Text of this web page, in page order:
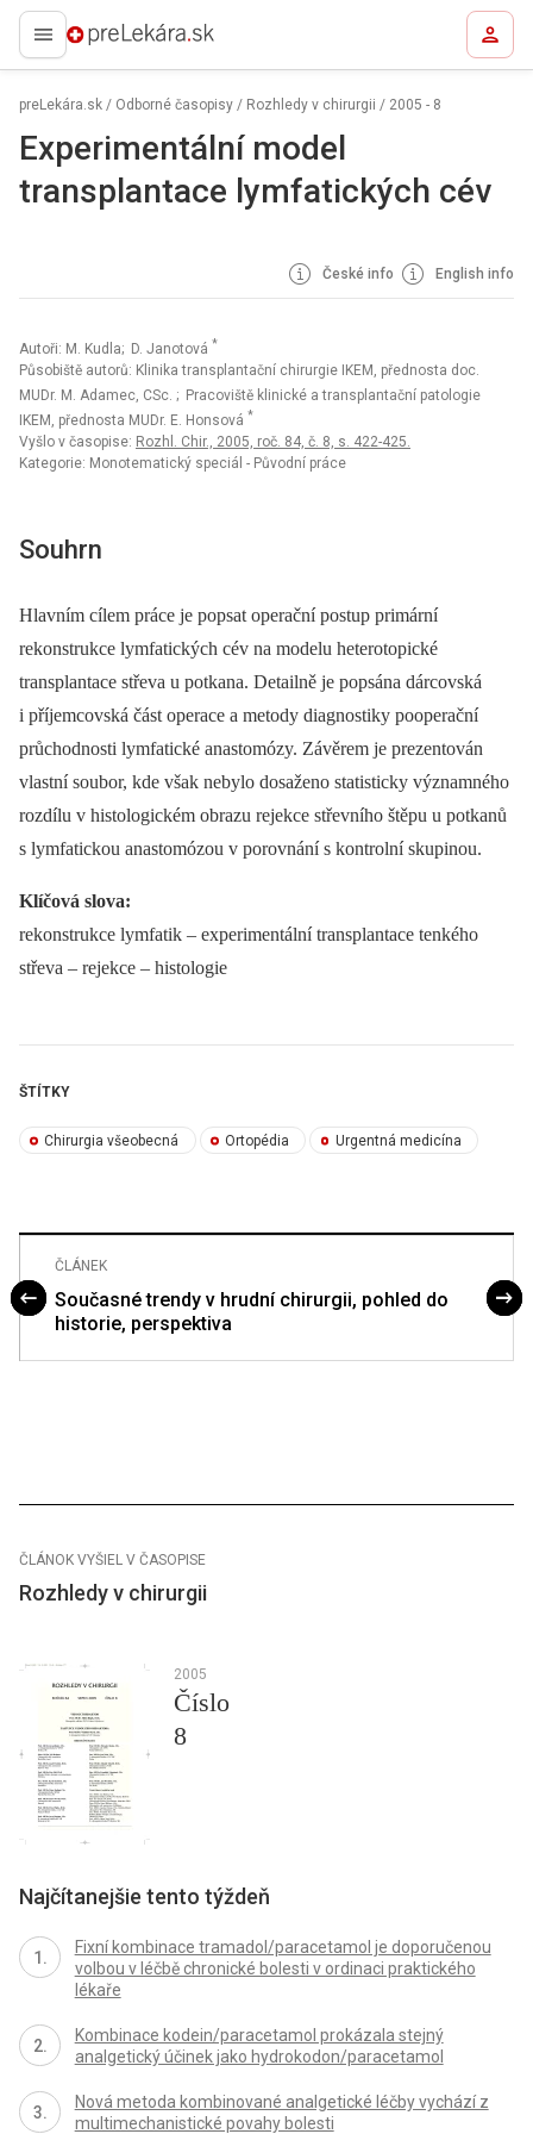
preLekára.sk
preLekára.sk / Odborné časopisy / Rozhledy v chirurgii / 2005 - 8
Experimentální model
transplantace lymfatických cév
České info English info
Autoři: M. Kudla; D. Janotová *
Působiště autorů: Klinika transplantační chirurgie IKEM, přednosta doc.
MUDr. M. Adamec, CSc. ; Pracoviště klinické a transplantační patologie
IKEM, přednosta MUDr. E. Honsová *
Vyšlo v časopise: Rozhl. Chir., 2005, roč. 84, č. 8, s. 422-425.
Kategorie: Monotematický speciál - Původní práce
Souhrn
Hlavním cílem práce je popsat operační postup primární
rekonstrukce lymfatických cév na modelu heterotopické
transplantace střeva u potkana. Detailně je popsána dárcovská
i příjemcovská část operace a metody diagnostiky pooperační
průchodnosti lymfatické anastomózy. Závěrem je prezentován
vlastní soubor, kde však nebylo dosaženo statisticky významného
rozdílu v histologickém obrazu rejekce střevního štěpu u potkanů
s lymfatickou anastomózou v porovnání s kontrolní skupinou.
Klíčová slova:
rekonstrukce lymfatik –⁠ experimentální transplantace tenkého
střeva –⁠ rejekce –⁠ histologie
ŠTÍTKY
Chirurgia všeobecná Ortopédia Urgentná medicína
ČLÁNEK
Současné trendy v hrudní chirurgii, pohled do
historie, perspektiva
ČLÁNOK VYŠIEL V ČASOPISE
Rozhledy v chirurgii
2005
Číslo
8
Najčítanejšie tento týždeň
Fixní kombinace tramadol/paracetamol je doporučenou
volbou v léčbě chronické bolesti v ordinaci praktického
lékaře
Kombinace kodein/paracetamol prokázala stejný
analgetický účinek jako hydrokodon/paracetamol
Nová metoda kombinované analgetické léčby vychází z
multimechanistické povahy bolesti